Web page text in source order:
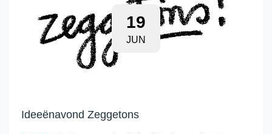
19
JUN
Ideeënavond Zeggetons